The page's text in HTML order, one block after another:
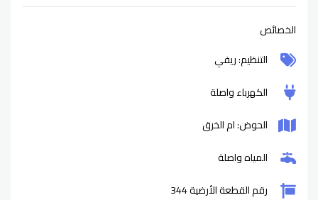
الخصائص
التنظيم: ريفي
الكهرباء واصلة
الحوض: ام الخرق
المياه واصلة
رقم القطعة الأرضية 344